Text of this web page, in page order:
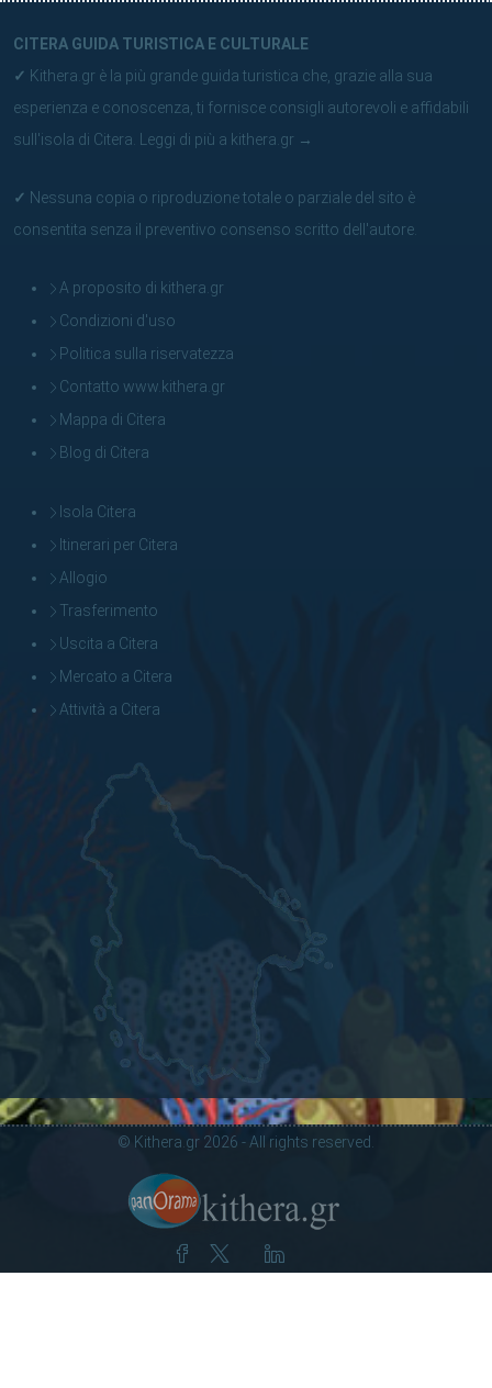
CITERA GUIDA TURISTICA E CULTURALE
✓ Kithera.gr è la più grande guida turistica che, grazie alla sua
esperienza e conoscenza, ti fornisce consigli autorevoli e affidabili
sull'isola di Citera.
Leggi di più a kithera.gr →
✓ Nessuna copia o riproduzione totale o parziale del sito è
consentita senza il preventivo consenso scritto dell'autore.
A proposito di kithera.gr
Condizioni d'uso
Politica sulla riservatezza
Contatto www.kithera.gr
Mappa di Citera
Blog di Citera
Isola Citera
Itinerari per Citera
Allogio
Trasferimento
Uscita a Citera
Mercato a Citera
Attività a Citera
© Kithera.gr 2026 - All rights reserved.